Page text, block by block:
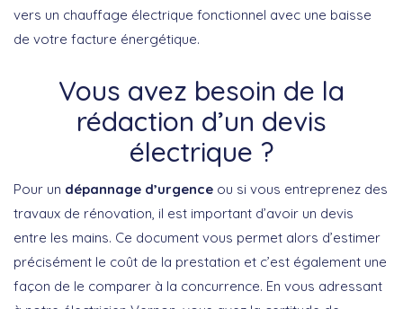
vers un chauffage électrique fonctionnel avec une baisse
de votre facture énergétique.
Vous avez besoin de la
rédaction d’un devis
électrique ?
Pour un dépannage d’urgence ou si vous entreprenez des
travaux de rénovation, il est important d’avoir un devis
entre les mains. Ce document vous permet alors d’estimer
précisément le coût de la prestation et c’est également une
façon de le comparer à la concurrence. En vous adressant